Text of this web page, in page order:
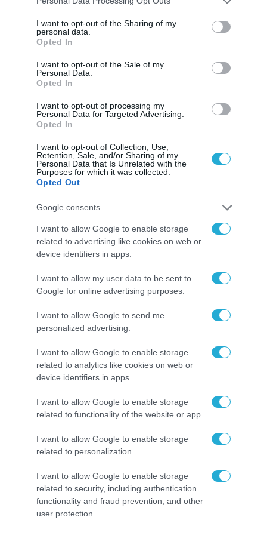
not limited to your visit or usage behaviour. You may click to
grant or deny consent to Google and its third-party tags to
use your data for below specified purposes in below Google
consent section.
I want to opt-out of the Sharing of my
personal data.
Opted In
I want to opt-out of the Sale of my
Personal Data.
Opted In
I want to opt-out of processing my
Personal Data for Targeted Advertising.
Opted In
I want to opt-out of Collection, Use,
Retention, Sale, and/or Sharing of my
Personal Data that Is Unrelated with the
Purposes for which it was collected.
Opted Out
Google consents
I want to allow Google to enable storage
related to advertising like cookies on web or
device identifiers in apps.
I want to allow my user data to be sent to
Google for online advertising purposes.
I want to allow Google to send me
personalized advertising.
I want to allow Google to enable storage
related to analytics like cookies on web or
device identifiers in apps.
I want to allow Google to enable storage
related to functionality of the website or app.
I want to allow Google to enable storage
related to personalization.
I want to allow Google to enable storage
related to security, including authentication
functionality and fraud prevention, and other
user protection.
Ο τρίτος άξονας
παιδικών σταθμώνπου δεν έχουν ακόμη
συμμορφωθεί πλήρως με τις προδιαγραφές
του Προεδρικού Διατάγματος 99/2017. Το
υπουργείο εξετάζει τη δυνατότητα να δοθεί
σχολικά έτη, κατόπιν απόφασης των
δημοτικών συμβουλίων. Η συγκεκριμένη
πρόβλεψη αποκτά ιδιαίτερη σημασία καθώς
συνδέεται άμεσα με τη διατήρηση
εκατοντάδων θέσεων εργασίας που
χρηματοδοτούνται έμμεσα μέσω των voucher
του προγράμματος «Εναρμόνιση
Οικογενειακής και Επαγγελματικής Ζωής».
Με αυτόν τον τρόπο αποφεύγεται το
ενδεχόμενο διακοπής λειτουργίας δομών
που θα οδηγούσε αυτομάτως και σε απώλεια
θέσεων εργασίας. Εφόσον τελικά υιοθετηθεί
η συγκεκριμένη ρύθμιση, οι σταθμοί αυτοί θα
μπορούν να συνεχίσουν να λειτουργούν έως
και το 2028, προσφέροντας ένα μεταβατικό
διάστημα προσαρμογής στις απαιτούμενες
προδιαγραφές και ταυτόχρονα
διασφαλίζοντας τη συνέχιση της
απασχόλησης για σημαντικό αριθμό
εργαζομένων.